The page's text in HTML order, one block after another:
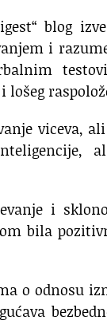
blog
i
viceva,
i
bila
odnosu